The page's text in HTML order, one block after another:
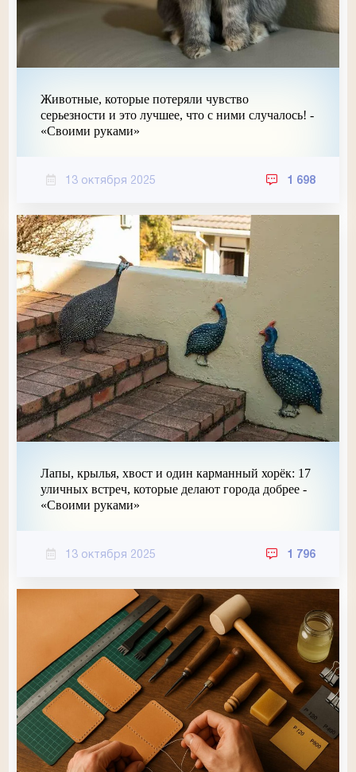
Животные, которые потеряли чувство
серьезности и это лучшее, что с ними случалось! -
«Своими руками»
13 октября 2025 1 698
Лапы, крылья, хвост и один карманный хорёк: 17
уличных встреч, которые делают города добрее -
«Своими руками»
13 октября 2025 1 796